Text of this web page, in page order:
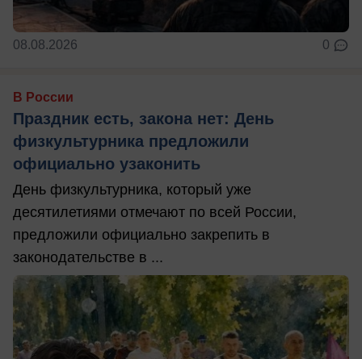
08.08.2026 0
В России
Праздник есть, закона нет: День
физкультурника предложили
официально узаконить
День физкультурника, который уже
десятилетиями отмечают по всей России,
предложили официально закрепить в
законодательстве в ...